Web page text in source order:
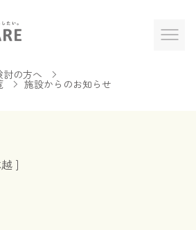
討の方へ
施設からのお知らせ
]